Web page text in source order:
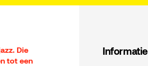
Die
tot een
Informatie